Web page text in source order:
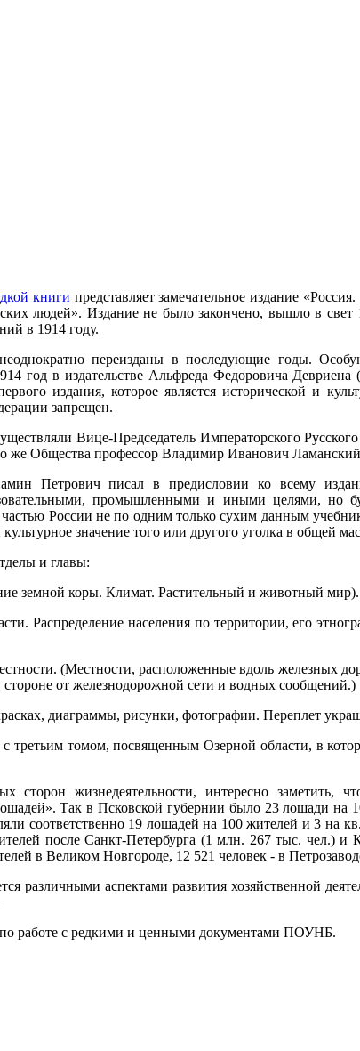
книги представляет замечательное издание
людей». Издание не было закончено, вышло в
в 1914 году.
переизданы в последующие годы.
год в издательстве Альфреда Федоровича
издания, которое является исторической и
запрещен.
Вице-Председатель Императорского
же Общества профессор Владимир Иванович
Петрович писал в предисловии ко всему
промышленными и иными целями, но
России не по одним только сухим данным
значение того или другого уголка в общей
и главы:
земной коры. Климат. Растительный и животный мир).
Распределение населения по территории, его
(Местности, расположенные вдоль железных
от железнодорожной сети и водных сообщений.)
диаграммы, рисунки, фотографии. Переплет
с третьим томом, посвященным Озерной области, в
сторон жизнедеятельности, интересно заметить,
Так в Псковской губернии было 23 лошади на
соответственно 19 лошадей на 100 жителей и 3 на
после Санкт-Петербурга (1 млн. 267 тыс. чел.)
в Великом Новгороде, 12 521 человек - в
различными аспектами развития хозяйственной
работе с редкими и ценными документами ПОУНБ.